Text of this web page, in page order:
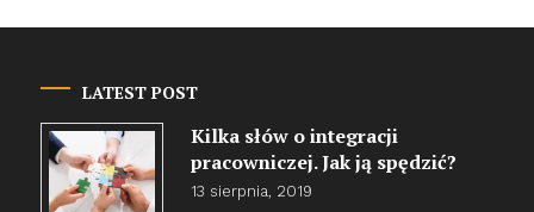
LATEST POST
Kilka słów o integracji
pracowniczej. Jak ją spędzić?
13 sierpnia, 2019